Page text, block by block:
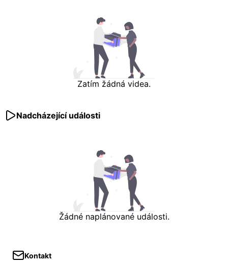
Zatím žádná videa.
Nadcházející události
Žádné naplánované události.
Kontakt